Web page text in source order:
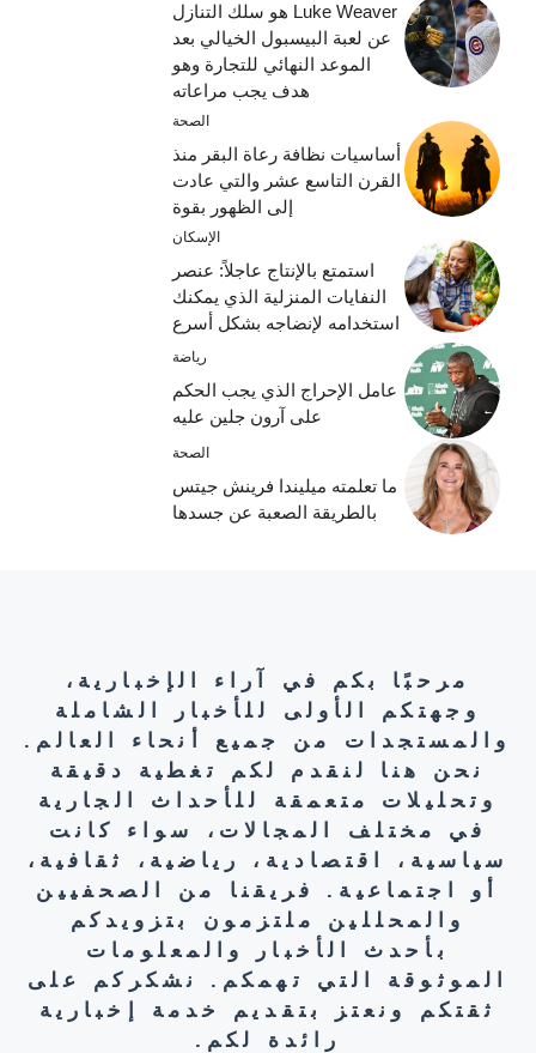
Luke Weaver هو سلك التنازل
عن لعبة البيسبول الخيالي بعد
الموعد النهائي للتجارة وهو
هدف يجب مراعاته
الصحة
أساسيات نظافة رعاة البقر منذ
القرن التاسع عشر والتي عادت
إلى الظهور بقوة
الإسكان
استمتع بالإنتاج عاجلاً: عنصر
النفايات المنزلية الذي يمكنك
استخدامه لإنضاجه بشكل أسرع
رياضة
عامل الإحراج الذي يجب الحكم
على آرون جلين عليه
الصحة
ما تعلمته ميليندا فرينش جيتس
بالطريقة الصعبة عن جسدها
مرحبًا بكم في آراء الإخبارية،
وجهتكم الأولى للأخبار الشاملة
والمستجدات من جميع أنحاء العالم.
نحن هنا لنقدم لكم تغطية دقيقة
وتحليلات متعمقة للأحداث الجارية
في مختلف المجالات، سواء كانت
سياسية، اقتصادية، رياضية، ثقافية،
أو اجتماعية. فريقنا من الصحفيين
والمحللين ملتزمون بتزويدكم
بأحدث الأخبار والمعلومات
الموثوقة التي تهمكم. نشكركم على
ثقتكم ونعتز بتقديم خدمة إخبارية
رائدة لكم.